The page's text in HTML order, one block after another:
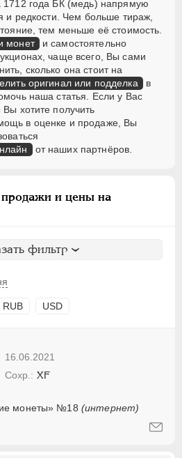
1712 года БК (медь) напрямую
и редкости. Чем больше тираж,
тем меньше её стоимость.
монет и самостоятельно
чаще всего, Вы сами
сколько она стоит на
оригинал или подделка в
наша статья. Если у Вас
хотите получить
в оценке и продаже, Вы
от наших партнёров.
и цены на
фильтр
RUB USD
16.06.2021
монеты» №18 (интернет)
XF